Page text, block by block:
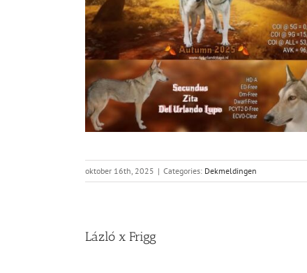
oktober 16th, 2025 | Categories: Dekmeldingen
Lázló x Frigg